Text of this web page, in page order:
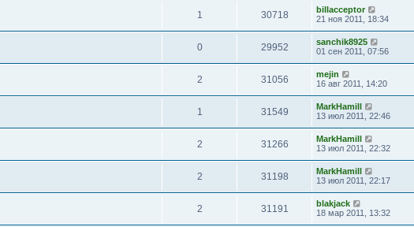
1 30718
billacceptor
21 ноя 2011, 18:34
0 29952
sanchik8925
01 сен 2011, 07:56
2 31056
mejin
16 авг 2011, 14:20
1 31549
MarkHamill
13 июл 2011, 22:46
2 31266
MarkHamill
13 июл 2011, 22:32
2 31198
MarkHamill
13 июл 2011, 22:17
2 31191
blakjack
18 мар 2011, 13:32